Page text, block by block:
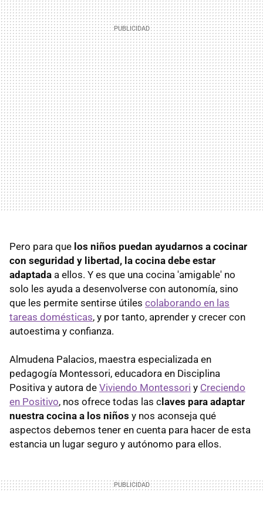
Pero para que los niños puedan ayudarnos a cocinar
con seguridad y libertad, la cocina debe estar
adaptada a ellos. Y es que una cocina 'amigable' no
solo les ayuda a desenvolverse con autonomía, sino
que les permite sentirse útiles colaborando en las
tareas domésticas, y por tanto, aprender y crecer con
autoestima y confianza.
Almudena Palacios, maestra especializada en
pedagogía Montessori, educadora en Disciplina
Positiva y autora de Viviendo Montessori y Creciendo
en Positivo, nos ofrece todas las claves para adaptar
nuestra cocina a los niños y nos aconseja qué
aspectos debemos tener en cuenta para hacer de esta
estancia un lugar seguro y autónomo para ellos.